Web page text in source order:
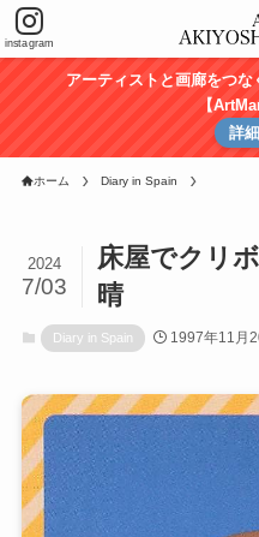
instagram
アーティストと画廊をつ
【
詳
ホーム Diary in Spain
床屋でクリ
晴
2024
7/03
Diary in Spain 1997年11月